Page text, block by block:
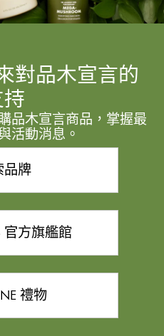
對品木宣言的
持
品木宣言商品，掌握最
活動消息。
品牌
官方旗艦館
禮物